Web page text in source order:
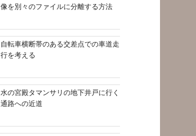
像を別々のファイルに分離する方法
自転車横断帯のある交差点での車道走
行を考える
水の宮殿タマンサリの地下井戸に行く
通路への近道